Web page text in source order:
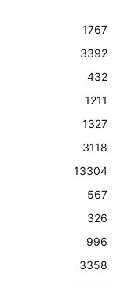
1767
3392
432
1211
1327
3118
13304
567
326
996
3358